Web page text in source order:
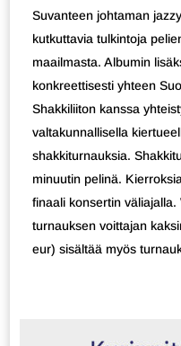
Suvanteen johtaman
kutkuttavia tulkintoja
maailmasta. Albumin
konkreettisesti yhteen
Shakkiliiton kanssa
valtakunnallisella
shakkiturnauksia.
minuutin pelinä.
finaali konsertin
turnauksen voittajan
eur) sisältää myös